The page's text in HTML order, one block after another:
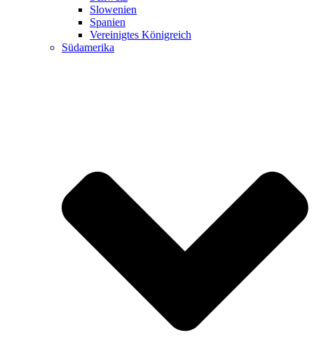
Slowenien
Spanien
Vereinigtes Königreich
Südamerika